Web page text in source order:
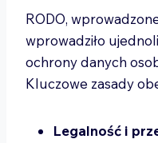
RODO,
wprowadziło
ochrony danych
Kluczowe zasady
Legalność i